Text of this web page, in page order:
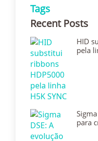
Tags
Recent Posts
HID
pela
para